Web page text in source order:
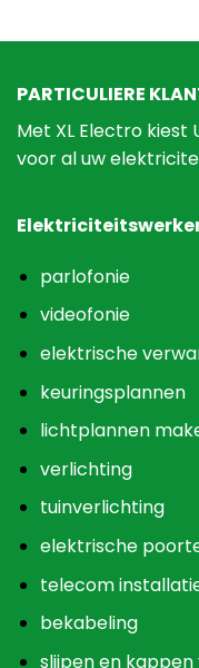
PARTICULIERE
Met XL Electro
voor al uw
parlofonie
videofonie
elektrische
keuringsplannen
lichtplannen
verlichting
tuinverlichting
elektrische
telecom
bekabeling
slijpen en